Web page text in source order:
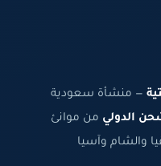
— منشأة سعودية
الدولي من موانئ
والشام وآسيا